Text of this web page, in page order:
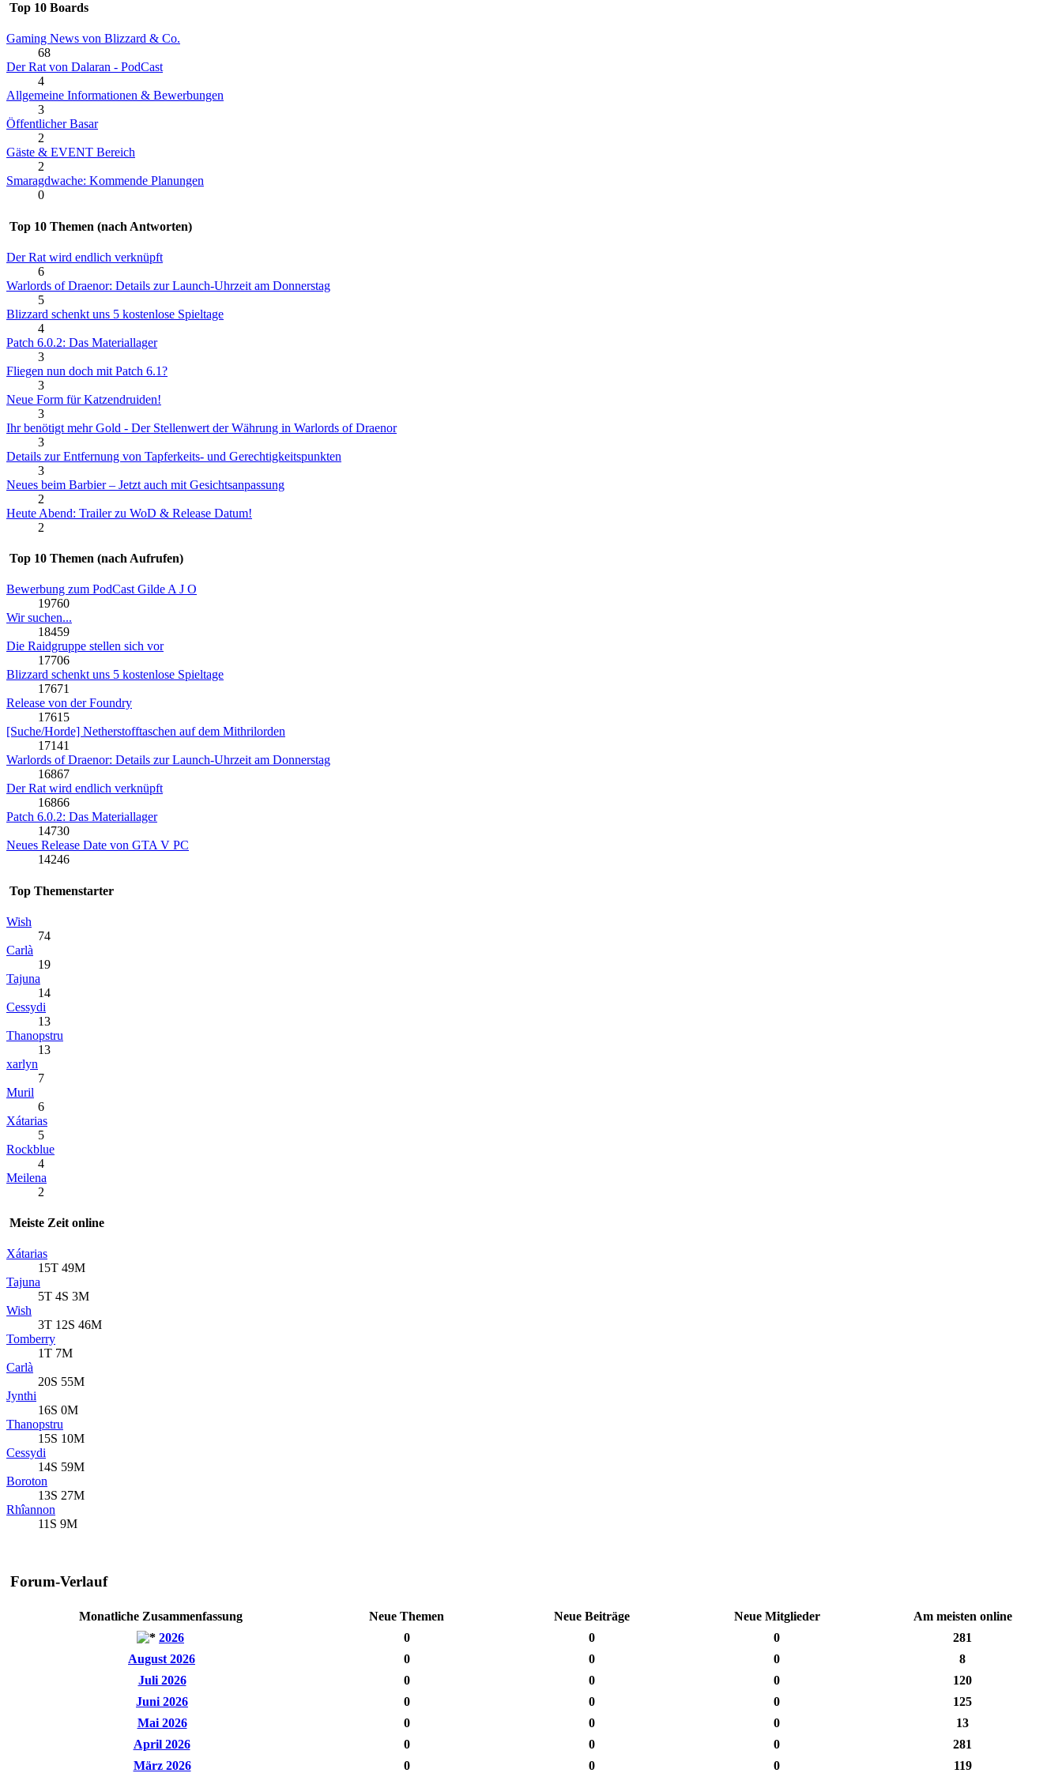
Top 10 Boards
Gaming News von Blizzard & Co.
68
Der Rat von Dalaran - PodCast
4
Allgemeine Informationen & Bewerbungen
3
Öffentlicher Basar
2
Gäste & EVENT Bereich
2
Smaragdwache: Kommende Planungen
0
Top 10 Themen (nach Antworten)
Der Rat wird endlich verknüpft
6
Warlords of Draenor: Details zur Launch-Uhrzeit am Donnerstag
5
Blizzard schenkt uns 5 kostenlose Spieltage
4
Patch 6.0.2: Das Materiallager
3
Fliegen nun doch mit Patch 6.1?
3
Neue Form für Katzendruiden!
3
Ihr benötigt mehr Gold - Der Stellenwert der Währung in Warlords of Draenor
3
Details zur Entfernung von Tapferkeits- und Gerechtigkeitspunkten
3
Neues beim Barbier – Jetzt auch mit Gesichtsanpassung
2
Heute Abend: Trailer zu WoD & Release Datum!
2
Top 10 Themen (nach Aufrufen)
Bewerbung zum PodCast Gilde A J O
19760
Wir suchen...
18459
Die Raidgruppe stellen sich vor
17706
Blizzard schenkt uns 5 kostenlose Spieltage
17671
Release von der Foundry
17615
[Suche/Horde] Netherstofftaschen auf dem Mithrilorden
17141
Warlords of Draenor: Details zur Launch-Uhrzeit am Donnerstag
16867
Der Rat wird endlich verknüpft
16866
Patch 6.0.2: Das Materiallager
14730
Neues Release Date von GTA V PC
14246
Top Themenstarter
Wish
74
Carlà
19
Tajuna
14
Cessydi
13
Thanopstru
13
xarlyn
7
Muril
6
Xátarias
5
Rockblue
4
Meilena
2
Meiste Zeit online
Xátarias
15T 49M
Tajuna
5T 4S 3M
Wish
3T 12S 46M
Tomberry
1T 7M
Carlà
20S 55M
Jynthi
16S 0M
Thanopstru
15S 10M
Cessydi
14S 59M
Boroton
13S 27M
Rhîannon
11S 9M
Forum-Verlauf
Monatliche Zusammenfassung Neue Themen Neue Beiträge Neue Mitglieder
Am meisten online
2026
0 0 0
281
August 2026
0 0 0
8
Juli 2026
0 0 0
120
Juni 2026
0 0 0
125
Mai 2026
0 0 0
13
April 2026
0 0 0
281
März 2026
0 0 0 119